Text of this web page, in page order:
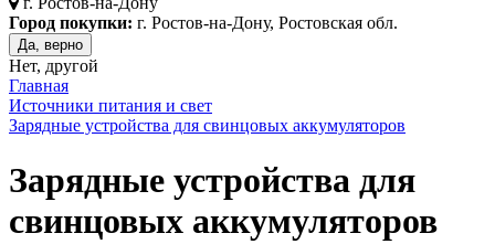
Город покупки: г. Ростов-на-Дону, Ростовская обл.
Да, верно
Нет, другой
Главная
Источники питания и свет
Зарядные устройства для свинцовых аккумуляторов
Зарядные устройства для
свинцовых аккумуляторов